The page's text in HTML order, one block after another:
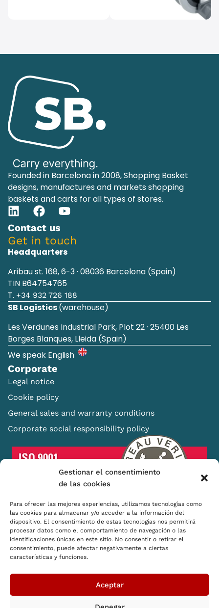
Gestionar el consentimiento
de las cookies
Para ofrecer las mejores experiencias, utilizamos tecnologías como
las cookies para almacenar y/o acceder a la información del
dispositivo. El consentimiento de estas tecnologías nos permitirá
procesar datos como el comportamiento de navegación o las
identificaciones únicas en este sitio. No consentir o retirar el
consentimiento, puede afectar negativamente a ciertas
características y funciones.
Aceptar
Founded in Barcelona in 2008, Shopping Basket
designs, manufactures and markets shopping
baskets and carts for all types of stores.
Contact us
Get in touch
Headquarters
Aribau st. 168, 6-3 · 08036 Barcelona (Spain)
TIN B64754765
T. +34 932 726 188
SB Logistics(warehouse)
Les Verdunes Industrial Park, Plot 22 · 25400 Les
Borges Blanques, Lleida (Spain)
We speak English
Corporate
Legal notice
Cookie policy
General sales and warranty conditions
Corporate social responsibility policy
Shopping Basket
Distributors
How we think
CSR